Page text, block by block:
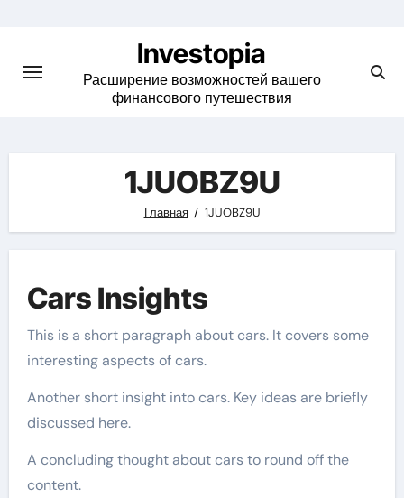
content
Investopia
Расширение возможностей вашего
финансового путешествия
1JUOBZ9U
Главная 1JUOBZ9U
Cars Insights
This is a short paragraph about cars. It covers some
interesting aspects of cars.
Another short insight into cars. Key ideas are briefly
discussed here.
A concluding thought about cars to round off the
content.